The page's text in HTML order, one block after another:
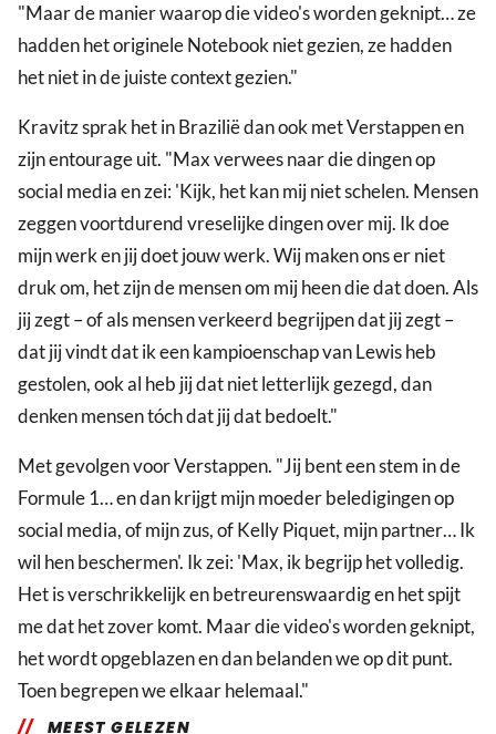
"Maar de manier waarop die video's worden geknipt… ze
hadden het originele Notebook niet gezien, ze hadden
het niet in de juiste context gezien."
Kravitz sprak het in Brazilië dan ook met Verstappen en
zijn entourage uit. "Max verwees naar die dingen op
social media en zei: 'Kijk, het kan mij niet schelen. Mensen
zeggen voortdurend vreselijke dingen over mij. Ik doe
mijn werk en jij doet jouw werk. Wij maken ons er niet
druk om, het zijn de mensen om mij heen die dat doen. Als
jij zegt – of als mensen verkeerd begrijpen dat jij zegt –
dat jij vindt dat ik een kampioenschap van Lewis heb
gestolen, ook al heb jij dat niet letterlijk gezegd, dan
denken mensen tóch dat jij dat bedoelt."
Met gevolgen voor Verstappen. "Jij bent een stem in de
Formule 1… en dan krijgt mijn moeder beledigingen op
social media, of mijn zus, of Kelly Piquet, mijn partner… Ik
wil hen beschermen'. Ik zei: 'Max, ik begrijp het volledig.
Het is verschrikkelijk en betreurenswaardig en het spijt
me dat het zover komt. Maar die video's worden geknipt,
het wordt opgeblazen en dan belanden we op dit punt.
Toen begrepen we elkaar helemaal."
MEEST GELEZEN